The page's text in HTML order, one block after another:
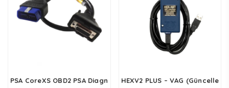
PSA CoreXS OBD2 PSA Diagnostik Kablosu – AR10019440
HEXV2 PLUS – VAG